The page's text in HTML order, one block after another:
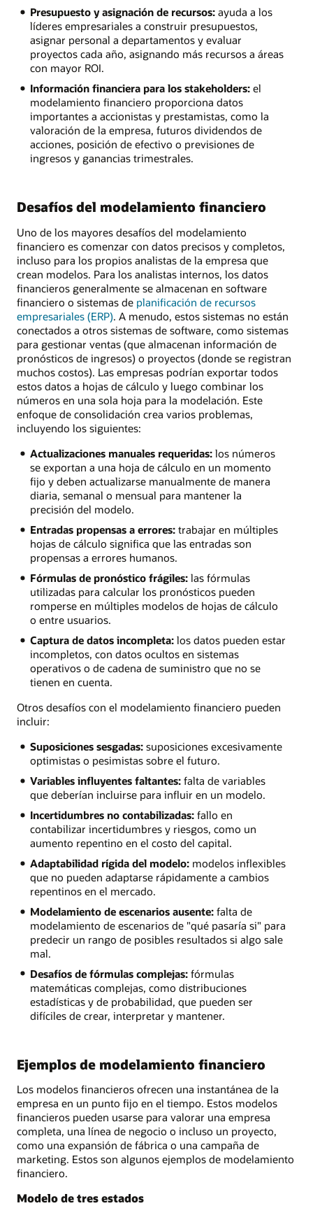
Presupuesto y asignación de recursos:ayuda a los
líderes empresariales a construir presupuestos,
asignar personal a departamentos y evaluar
proyectos cada año, asignando más recursos a áreas
con mayor ROI.
Información financiera para los stakeholders:el
modelamiento financiero proporciona datos
importantes a accionistas y prestamistas, como la
valoración de la empresa, futuros dividendos de
acciones, posición de efectivo o previsiones de
ingresos y ganancias trimestrales.
Desafíos del modelamiento financiero
Uno de los mayores desafíos del modelamiento
financiero es comenzar con datos precisos y completos,
incluso para los propios analistas de la empresa que
crean modelos. Para los analistas internos, los datos
financieros generalmente se almacenan en software
financiero o sistemas de planificación de recursos
empresariales (ERP). A menudo, estos sistemas no están
conectados a otros sistemas de software, como sistemas
para gestionar ventas (que almacenan información de
pronósticos de ingresos) o proyectos (donde se registran
muchos costos). Las empresas podrían exportar todos
estos datos a hojas de cálculo y luego combinar los
números en una sola hoja para la modelación. Este
enfoque de consolidación crea varios problemas,
incluyendo los siguientes:
Actualizaciones manuales requeridas:los números
se exportan a una hoja de cálculo en un momento
fijo y deben actualizarse manualmente de manera
diaria, semanal o mensual para mantener la
precisión del modelo.
Entradas propensas a errores:trabajar en múltiples
hojas de cálculo significa que las entradas son
propensas a errores humanos.
Fórmulas de pronóstico frágiles: las fórmulas
utilizadas para calcular los pronósticos pueden
romperse en múltiples modelos de hojas de cálculo
o entre usuarios.
Captura de datos incompleta:los datos pueden estar
incompletos, con datos ocultos en sistemas
operativos o de cadena de suministro que no se
tienen en cuenta.
Otros desafíos con el modelamiento financiero pueden
incluir:
Suposiciones sesgadas:suposiciones excesivamente
optimistas o pesimistas sobre el futuro.
Variables influyentes faltantes:falta de variables
que deberían incluirse para influir en un modelo.
Incertidumbres no contabilizadas:fallo en
contabilizar incertidumbres y riesgos, como un
aumento repentino en el costo del capital.
Adaptabilidad rígida del modelo:modelos inflexibles
que no pueden adaptarse rápidamente a cambios
repentinos en el mercado.
Modelamiento de escenarios ausente:falta de
modelamiento de escenarios de "qué pasaría si" para
predecir un rango de posibles resultados si algo sale
mal.
Desafíos de fórmulas complejas:fórmulas
matemáticas complejas, como distribuciones
estadísticas y de probabilidad, que pueden ser
difíciles de crear, interpretar y mantener.
Ejemplos de modelamiento financiero
Los modelos financieros ofrecen una instantánea de la
empresa en un punto fijo en el tiempo. Estos modelos
financieros pueden usarse para valorar una empresa
completa, una línea de negocio o incluso un proyecto,
como una expansión de fábrica o una campaña de
marketing. Estos son algunos ejemplos de modelamiento
financiero.
Modelo de tres estados